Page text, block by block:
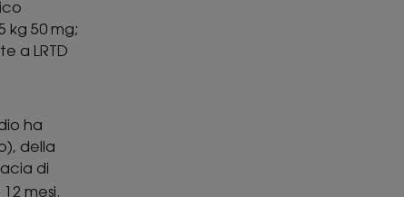
kg 50 mg;
a LRTD
ha
della
di
mesi.